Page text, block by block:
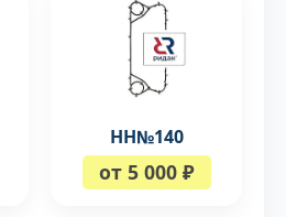
НН№140
от 5 000 ₽